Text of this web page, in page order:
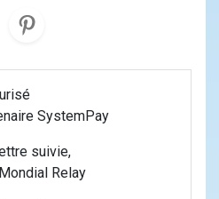
SystemPay
suivie,
Relay